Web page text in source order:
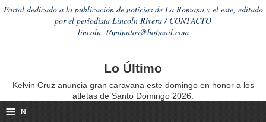
Portal dedicado a la publicación de noticias de La Romana y el este, editado
por el periodista Lincoln Rivera / CONTACTO
lincoln_16minutos@hotmail.com
Lo Último
Kelvin Cruz anuncia gran caravana este domingo en honor a los
atletas de Santo Domingo 2026.
≡ N